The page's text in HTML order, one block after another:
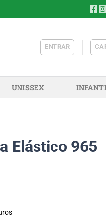
ENTRAR
UNISSEX
Elástico 965